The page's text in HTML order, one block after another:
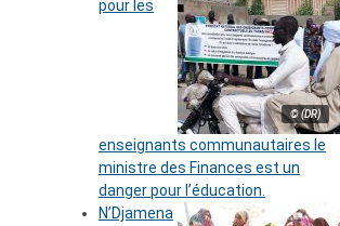
© (DR)
pour les
enseignants communautaires le
ministre des Finances est un
danger pour l’éducation.
N’Djamena